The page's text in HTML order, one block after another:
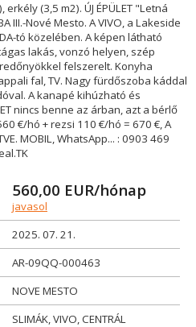
(3,5 m2). ÚJ ÉPÜLET "Letná
III.-Nové Mesto. A VIVO, a Lakeside
tó közelében. A képen látható
lakás, vonzó helyen, szép
felszerelt. Konyha
fal, TV. Nagy fürdőszoba káddal
A kanapé kihúzható és
nincs benne az árban, azt a bérlő
€/hó + rezsi 110 €/hó = 670 €, A
MOBIL, WhatsApp... : 0903 469
560,00 EUR/hónap
javasol
2025. 07. 21.
AR-09QQ-000463
NOVE MESTO
SLIMÁK, VIVO, CENTRÁL